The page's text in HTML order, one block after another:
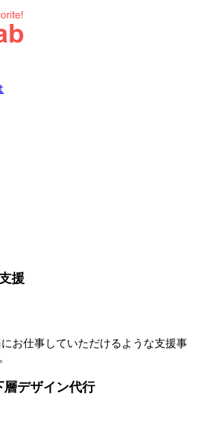
援
お仕事していただけるような支援事
層デザイン代行